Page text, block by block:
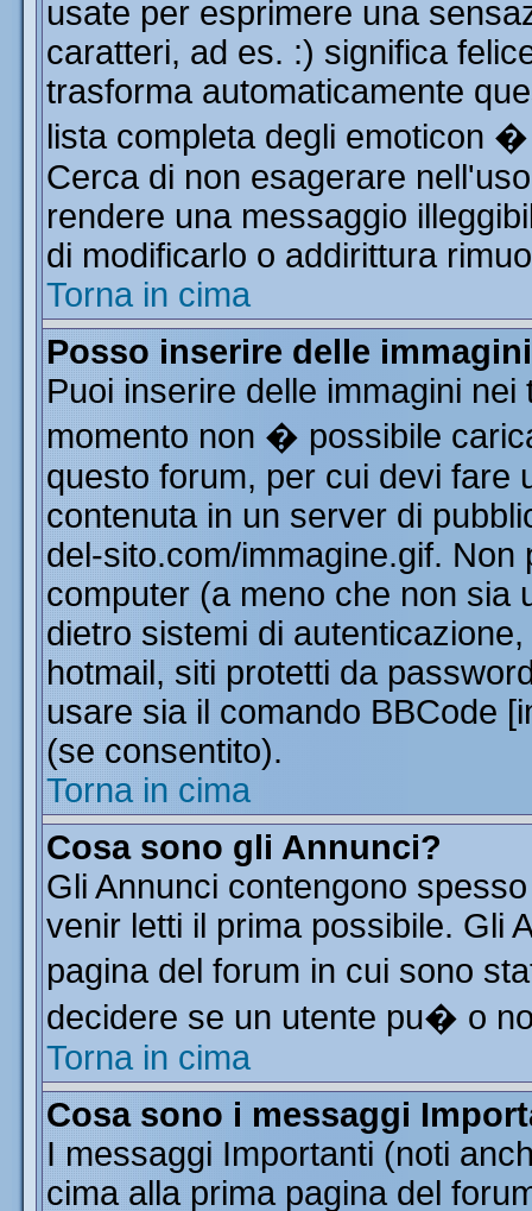
usate per esprimere una
caratteri, ad es. :) significa
trasforma automaticamente
lista completa degli emoticon
Cerca di non esagerare
rendere una messaggio
di modificarlo o addirittura
Torna in cima
Posso inserire delle
Puoi inserire delle immagini
momento non � possibile
questo forum, per cui devi fare
contenuta in un server di
del-sito.com/immagine.gif.
computer (a meno che non sia
dietro sistemi di
hotmail, siti protetti da
usare sia il comando BBCode
(se consentito).
Torna in cima
Cosa sono gli Annunci?
Gli Annunci contengono
venir letti il prima possibile. Gli
pagina del forum in cui sono
decidere se un utente pu� o
Torna in cima
Cosa sono i messaggi
I messaggi Importanti (noti
cima alla prima pagina del